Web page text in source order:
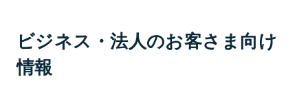
ビジネス・法人のお客さま向け
情報